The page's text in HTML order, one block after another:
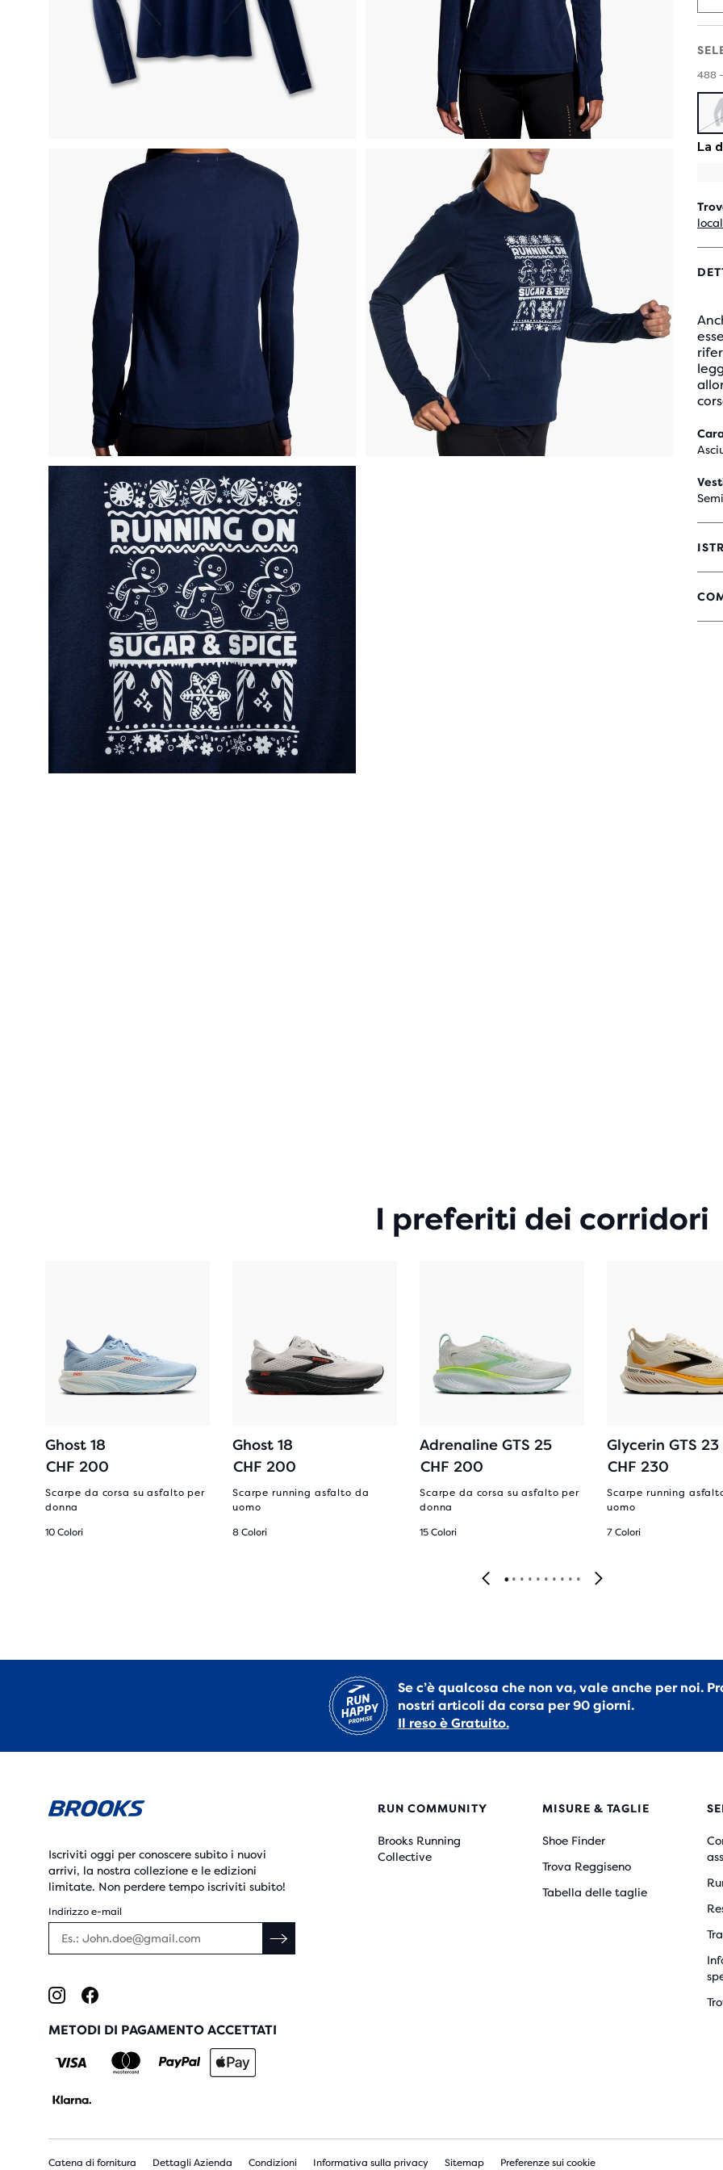
488
4
SU
I preferiti dei corridori
Ghost 18
CHF 200
Scarpe da corsa su asfalto per
donna
10 Colori
Ghost 18
CHF 200
Scarpe running asfalto da
uomo
8 Colori
Adrenaline GTS 25
CHF 200
Scarpe da corsa su asfalto per
donna
15 Colori
Glycerin GTS 23
CHF 230
Scarpe running
uomo
7 Colori
Se c’è qualcosa che non va, vale anche per noi.
nostri articoli da corsa per 90 giorni.
Il reso è Gratuito.
Iscriviti oggi per conoscere subito i nuovi
arrivi, la nostra collezione e le edizioni
limitate. Non perdere tempo iscriviti subito!
Indirizzo e-mail
METODI DI PAGAMENTO ACCETTATI
RUN COMMUNITY
Brooks Running
Collective
MISURE & TAGLIE
Shoe Finder
Trova Reggiseno
Tabella delle taglie
Catena di fornitura Dettagli Azienda Condizioni Informativa sulla privacy Sitemap Preferenze sui cookie